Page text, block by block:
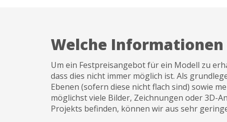
Welche
Um ein Festpreisangebot für ein Modell zu
dass dies nicht immer möglich ist. Als
Ebenen (sofern diese nicht flach sind) sowie
möglichst viele Bilder, Zeichnungen oder 3D-
Projekts befinden, können wir aus sehr